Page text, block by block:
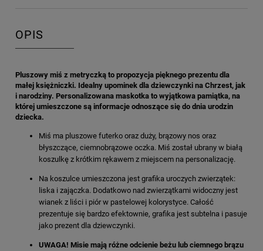
OPIS
Pluszowy miś z metryczką to propozycja pięknego prezentu dla
małej księżniczki. Idealny upominek dla dziewczynki na Chrzest, jak
i narodziny. Personalizowana maskotka to wyjątkowa pamiątka, na
której umieszczone są informacje odnoszące się do dnia urodzin
dziecka.
Miś ma pluszowe futerko oraz duży, brązowy nos oraz
błyszczące, ciemnobrązowe oczka. Miś został ubrany w białą
koszulkę z krótkim rękawem z miejscem na personalizację.
Na koszulce umieszczona jest grafika uroczych zwierzątek:
liska i zajączka. Dodatkowo nad zwierzątkami widoczny jest
wianek z liści i piór w pastelowej kolorystyce. Całość
prezentuje się bardzo efektownie, grafika jest subtelna i pasuje
jako prezent dla dziewczynki.
UWAGA! Misie mają różne odcienie beżu lub ciemnego brązu